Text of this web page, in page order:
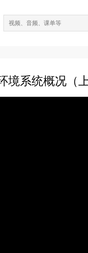
境系统概况（上